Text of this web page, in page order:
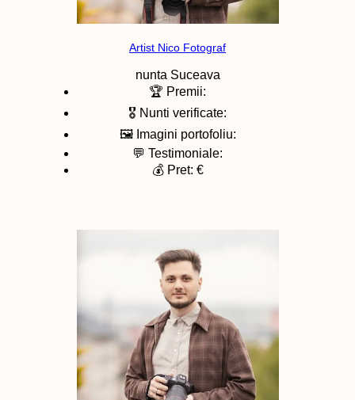
Artist Nico Fotograf
nunta Suceava
🏆 Premii:
🎖️ Nunti verificate:
🖼️ Imagini portofoliu:
💬 Testimoniale:
💰 Pret: €